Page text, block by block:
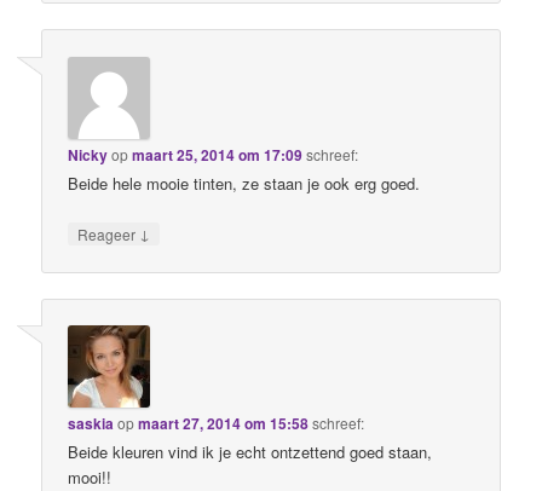
Nickyopmaart 25, 2014 om 17:09schreef:
Beide hele mooie tinten, ze staan je ook erg goed.
Reageer ↓
saskiaopmaart 27, 2014 om 15:58schreef:
Beide kleuren vind ik je echt ontzettend goed staan,
mooi!!